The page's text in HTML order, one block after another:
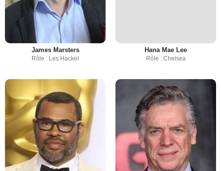
James Marsters
Rôle : Les Hackel
Hana Mae Lee
Rôle : Chelsea